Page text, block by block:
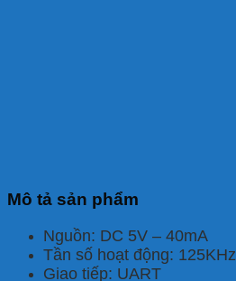
Mô tả sản phẩm
Nguồn: DC 5V – 40mA
Tần số hoạt động: 125KHz
Giao tiếp: UART